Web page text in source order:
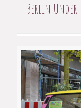
Berlin Under